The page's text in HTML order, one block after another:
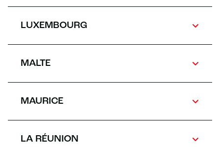
LUXEMBOURG
MALTE
MAURICE
LA RÉUNION